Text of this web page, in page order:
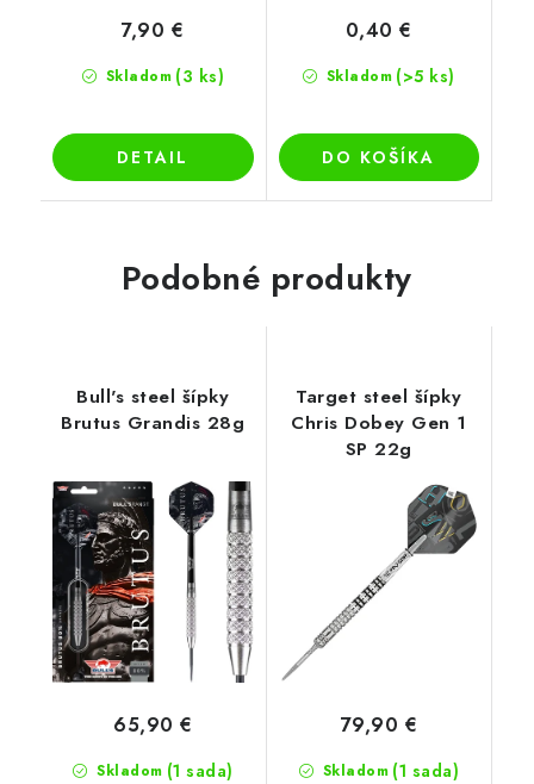
Skladom (3 ks)
7,90 €
DETAIL
Skladom (>5 ks)
0,40 €
DO KOŠÍKA
Podobné produkty
Bull's steel šípky
Brutus Grandis 28g
Skladom (1 sada)
65,90 €
Target steel šípky
Chris Dobey Gen 1
SP 22g
Skladom (1 sada)
79,90 €